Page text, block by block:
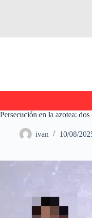
Persecución en la azotea:
ivan 10/08/